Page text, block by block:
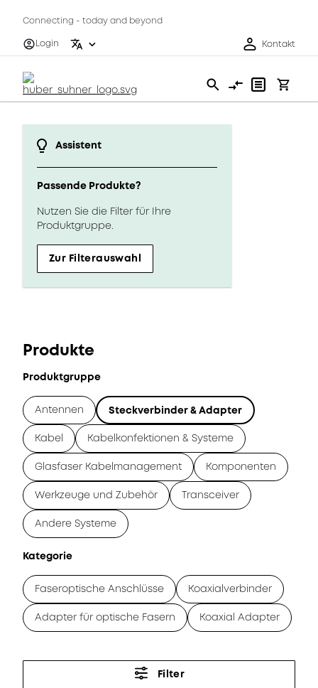
Connecting - today and beyond
Login
Kontakt
Assistent
Passende Produkte?
Nutzen Sie die Filter für Ihre
Produktgruppe.
Zur Filterauswahl
Produkte
Produktgruppe
Antennen Steckverbinder & Adapter
Kabel Kabelkonfektionen & Systeme
Glasfaser Kabelmanagement Komponenten
Werkzeuge und Zubehör Transceiver
Andere Systeme
Kategorie
Faseroptische Anschlüsse Koaxialverbinder
Adapter für optische Fasern Koaxial Adapter
Filter